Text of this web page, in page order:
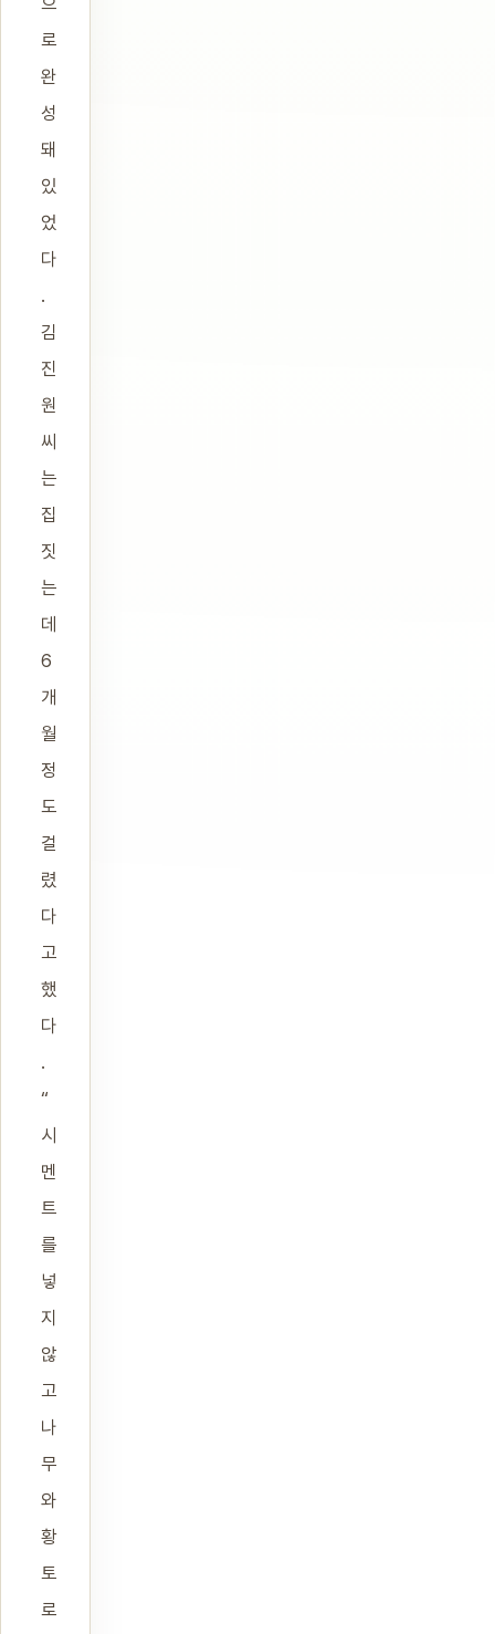
로
완
성
돼
있
었
다
.
김
진
원
씨
는
집
짓
는
데
6
개
월
정
도
걸
렸
다
고
했
다
.
“
시
멘
트
를
넣
지
않
고
나
무
와
황
토
로